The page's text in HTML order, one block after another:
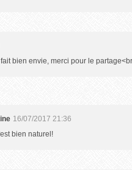
bien envie, merci pour le
16/07/2017 21:36
bien naturel!